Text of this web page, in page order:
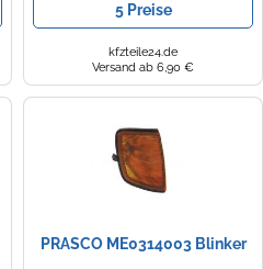
5 Preise
kfzteile24.de
Versand ab 6,90 €
PRASCO ME0314003 Blinker